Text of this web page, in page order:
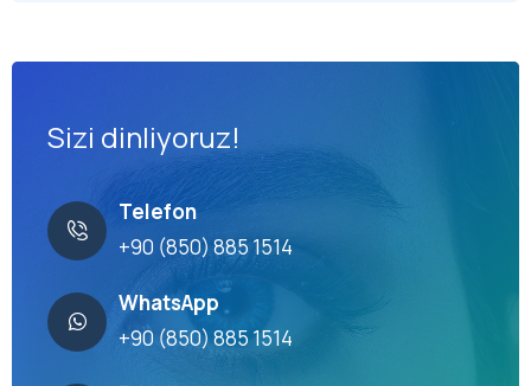
Sizi dinliyoruz!
Telefon
+90 (850) 885 1514
WhatsApp
+90 (850) 885 1514